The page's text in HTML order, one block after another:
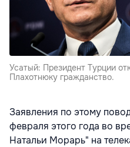
Усатый: Президент Турции
Плахотнюку гражданство.
Заявления по этому
февраля этого года во
Натальи Морарь" на